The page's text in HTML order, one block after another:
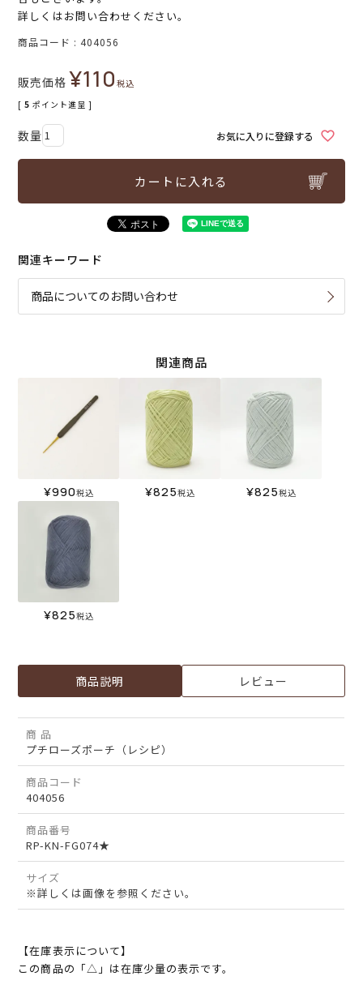
詳しくはお問い合わせください。
商品コード 404056
販売価格 ¥110税込
[ 5 ポイント進呈 ]
お気に入りに登録する
カートに入れる
関連キーワード
商品についてのお問い合わせ
関連商品
¥990税込 ¥825税込 ¥825税込
¥825税込
商品説明 レビュー
商 品
プチローズポーチ（レシピ）
商品コード
404056
商品番号
RP-KN-FG074★
サイズ
※詳しくは画像を参照ください。
【在庫表示について】
この商品の「△」は在庫少量の表示です。